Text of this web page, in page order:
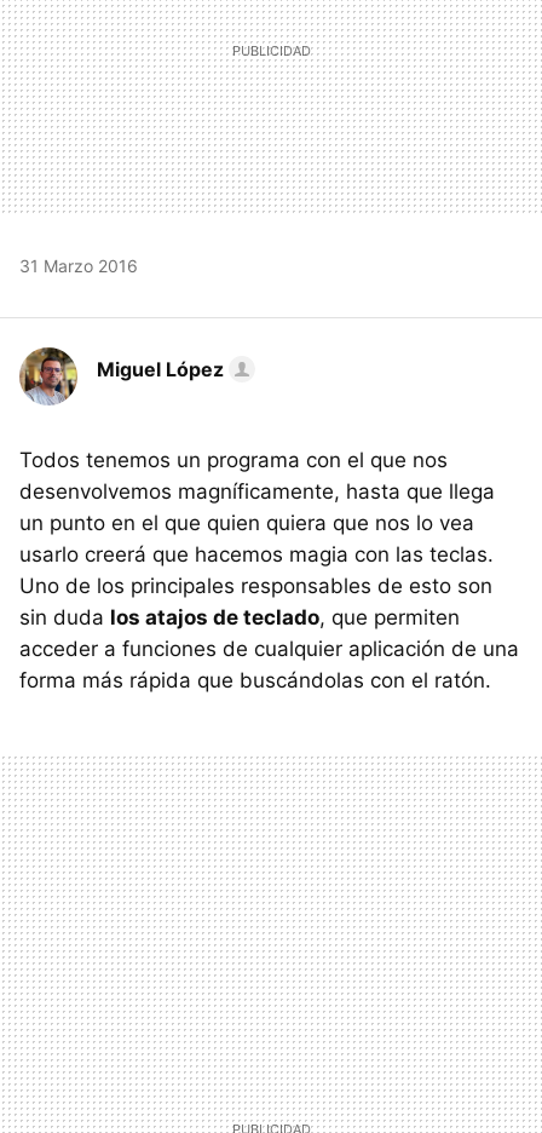
31 Marzo 2016
Miguel López
Todos tenemos un programa con el que nos
desenvolvemos magníficamente, hasta que llega
un punto en el que quien quiera que nos lo vea
usarlo creerá que hacemos magia con las teclas.
Uno de los principales responsables de esto son
sin duda los atajos de teclado, que permiten
acceder a funciones de cualquier aplicación de una
forma más rápida que buscándolas con el ratón.